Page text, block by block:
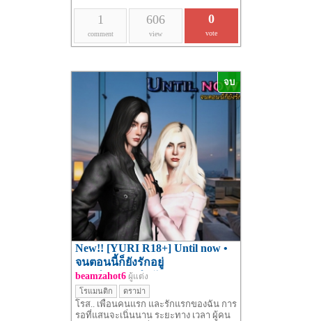
1
comment
606
view
0
vote
จบ
New!! [YURI R18+] Until now •
จนตอนนี้ก็ยังรักอยู่
#บทนำ+แนะนำตัวละคร
beamzahot6 ผู้แต่ง
โรแมนติก ดราม่า
โรส.. เพื่อนคนแรก และรักแรกของฉัน การ
รอที่แสนจะเนิ่นนาน ระยะทาง เวลา ผู้คน